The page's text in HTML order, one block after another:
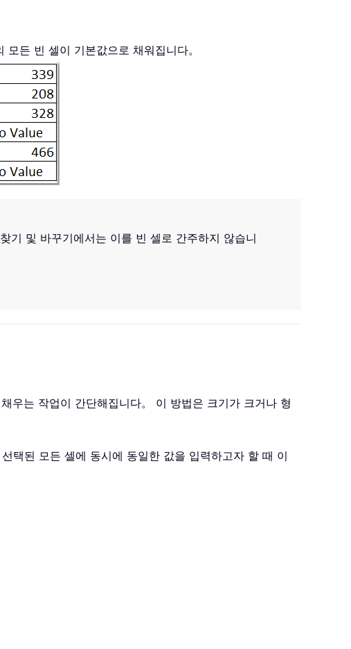
든 빈 셀이 기본값으로 채워집니다。
기 및 바꾸기에서는 이를 빈 셀로 간주하지 않습니
우는 작업이 간단해집니다。 이 방법은 크기가 크거나 형
택된 모든 셀에 동시에 동일한 값을 입력하고자 할 때 이